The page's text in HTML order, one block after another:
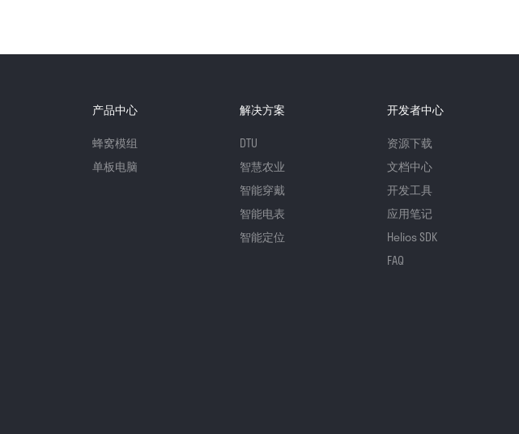
产品中心
蜂窝模组
单板电脑
解决方案
DTU
智慧农业
智能穿戴
智能电表
智能定位
开发者中心
资源下载
文档中心
开发工具
应用笔记
Helios SDK
FAQ